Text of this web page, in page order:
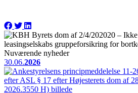
Nuværende nyheder
30.06.2026